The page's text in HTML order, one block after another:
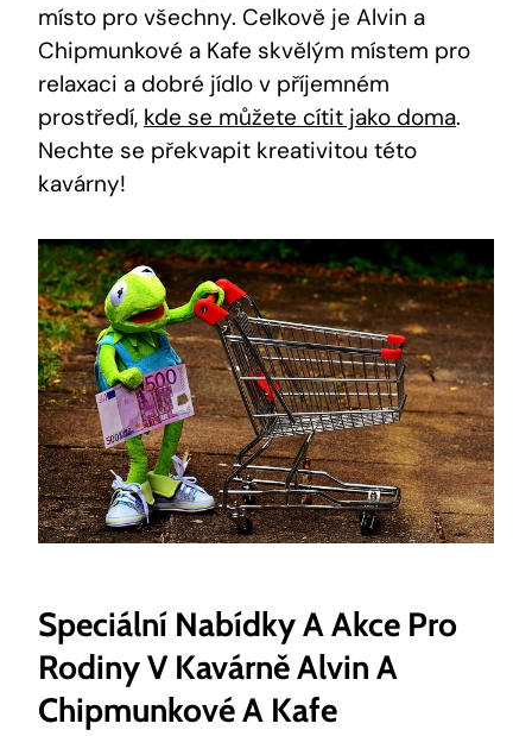
místo pro všechny. Celkově je Alvin a
Chipmunkové a Kafe skvělým místem pro
relaxaci a dobré jídlo v příjemném
prostředí, kde se můžete cítit jako doma.
Nechte se překvapit kreativitou této
kavárny!
Speciální Nabídky A Akce Pro
Rodiny V Kavárně Alvin A
Chipmunkové A Kafe